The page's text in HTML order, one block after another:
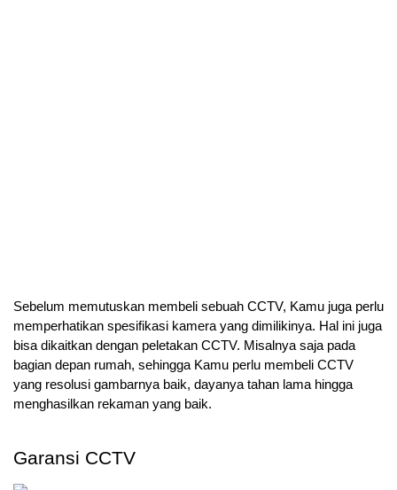
Sebelum memutuskan membeli sebuah CCTV, Kamu juga perlu
memperhatikan spesifikasi kamera yang dimilikinya. Hal ini juga
bisa dikaitkan dengan peletakan CCTV. Misalnya saja pada
bagian depan rumah, sehingga Kamu perlu membeli CCTV
yang resolusi gambarnya baik, dayanya tahan lama hingga
menghasilkan rekaman yang baik.
Garansi CCTV